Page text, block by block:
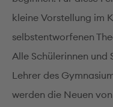
kleine Vorstellung im
selbstentworfenen
Alle Schülerinnen und
Lehrer des
werden die Neuen